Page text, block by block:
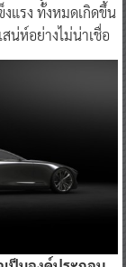
แรง ทั้งหมดเกิดขึ้น
น่ห์อย่างไม่น่าเชื่อ